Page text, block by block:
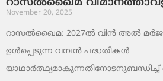
November 20, 2025
റാസൽഖൈമ: 2027ൽ വിൻ അൽ
ഉൾപ്പെടുന്ന വമ്പൻ പദ്ധതികൾ